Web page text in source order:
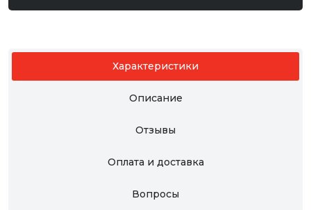
Характеристики
Описание
Отзывы
Оплата и доставка
Вопросы